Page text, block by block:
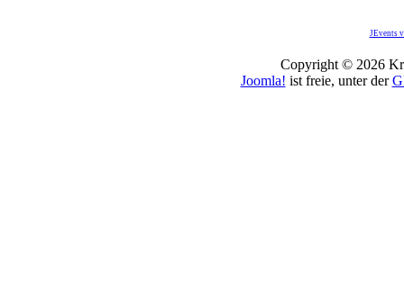
JEvents
Copyright © 2026
Joomla! ist freie, unter der